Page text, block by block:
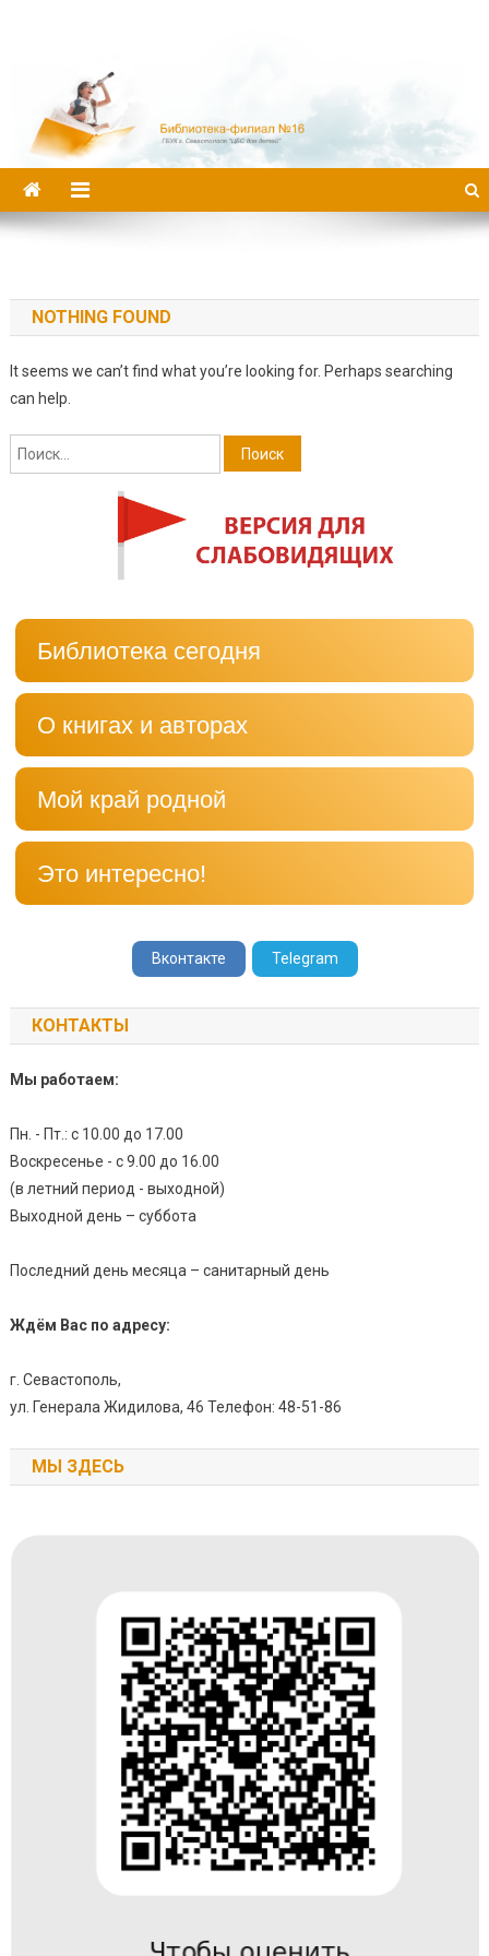
NOTHING FOUND
It seems we can’t find what you’re looking for. Perhaps searching
can help.
Найти:
Библиотека сегодня
О книгах и авторах
Мой край родной
Это интересно!
Вконтакте Telegram
КОНТАКТЫ
Мы работаем:
Пн. - Пт.: с 10.00 до 17.00
Воскресенье - с 9.00 до 16.00
(в летний период - выходной)
Выходной день – суббота
Последний день месяца – санитарный день
Ждём Вас по адресу:
г. Севастополь,
ул. Генерала Жидилова, 46 Телефон: 48-51-86
МЫ ЗДЕСЬ